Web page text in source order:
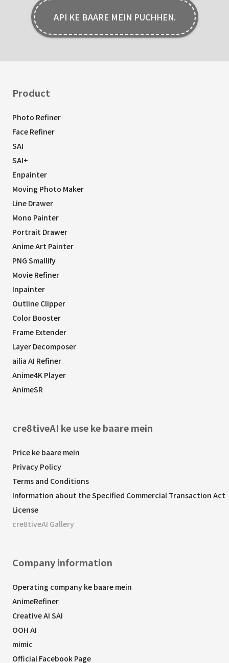
API KE BAARE MEIN PUCHHEN.
Product
Photo Refiner
Face Refiner
SAI
SAI+
Enpainter
Moving Photo Maker
Line Drawer
Mono Painter
Portrait Drawer
Anime Art Painter
PNG Smallify
Movie Refiner
Inpainter
Outline Clipper
Color Booster
Frame Extender
Layer Decomposer
ailia AI Refiner
Anime4K Player
AnimeSR
cre8tiveAI ke use ke baare mein
Price ke baare mein
Privacy Policy
Terms and Conditions
Information about the Specified Commercial Transaction Act
License
cre8tiveAI Gallery
Company information
Operating company ke baare mein
AnimeRefiner
Creative AI SAI
OOH AI
mimic
Official Facebook Page